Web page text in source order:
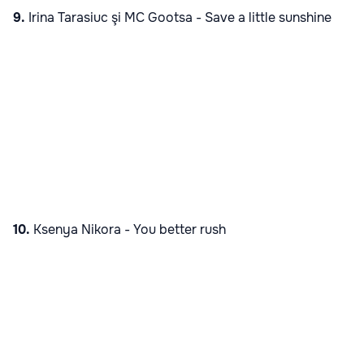
9. Irina Tarasiuc şi MC Gootsa - Save a little sunshine
10. Ksenya Nikora -You better rush